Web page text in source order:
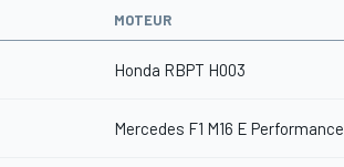
MOTEUR
Honda RBPT H003
Mercedes F1 M16 E Performance